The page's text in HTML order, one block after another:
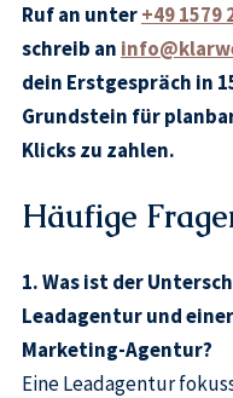
Ruf an unter+49 1579
schreib an
dein Erstgespräch in
Grundstein für
Klicks zu zahlen.
Häufige
1. Was ist der
Leadagentur und
Marketing-Agentur?
Eine Leadagentur